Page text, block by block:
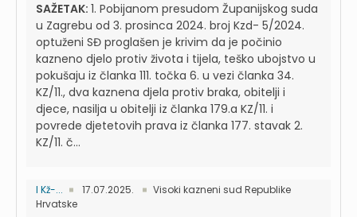
SAŽETAK: 1. Pobijanom presudom Županijskog suda
u Zagrebu od 3. prosinca 2024. broj Kzd- 5/2024.
optuženi SĐ proglašen je krivim da je počinio
kazneno djelo protiv života i tijela, teško ubojstvo u
pokušaju iz članka 111. točka 6. u vezi članka 34.
KZ/11., dva kaznena djela protiv braka, obitelji i
djece, nasilja u obitelji iz članka 179.a KZ/11. i
povrede djetetovih prava iz članka 177. stavak 2.
KZ/11. č...
I Kž-... 17.07.2025.
Visoki kazneni sud Republike
Hrvatske